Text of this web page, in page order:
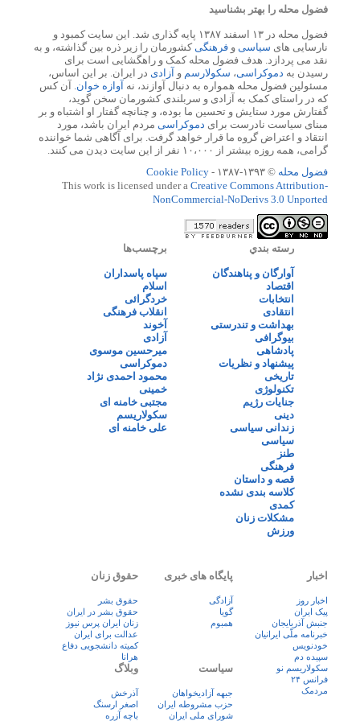
فضول محله را بهتر بشناسید
فضول محله در ۱۳ اسفند ۱۳۸۷ پایه گذاری شد. این سایت کمبود و
نارسایی های سیاسی و فرهنگی کشورمان را زیر ذره بین گذاشته، و به
نقد می پردازد. هدف فضول محله کمک و راهگشایی است برای
رسیدن به دموکراسی، سکولارسم و آزادی در ایران. بر این اساس،
مسئولین فضول محله همواره به دنبال آوازند، نه آوازه خوان . آن کس
که در راستای کمک به آزادی و سربلندی کشورمان سخن گوید،
گفتارش مورد ستایش و تحسین ما بوده، و چنانچه گفتار او اشتباه و بر
مبنای سیاست نادرست برای دموکراسی مردم ایران باشد، مورد
انتقاد و اعتراض گروه ما قرار خواهد گرفت. برای آگاهی شما خواننده
گرامی، همه روزه بیشتر از ۱۰،۰۰۰ نفر از این سایت دیدن می کنند.
فضول محله © ۱۳۹۳-۱۳۸۷ -
Cookie Policy
This work is licensed under a Creative Commons Attribution-
NonCommercial-NoDerivs 3.0 Unported
رسته بندي
آوارگان و پناهندگان
اقتصاد
انتخابات
انتقادی
بهداشت و تندرستی
بیوگرافی
پادشاهی
پیشنهاد و نظریات
تاریخی
تکنولوژی
جنایات رژیم
دینی
زندانی سیاسی
سیاسی
طنز
فرهنگی
قصه و داستان
کلاسه بندی نشده
کمدی
مشکلات زنان
ورزش
برچسب‌ها
سپاه پاسداران
اسلام
خردگرائی
انقلاب فرهنگی
آخوند
آزادی
میرحسین موسوی
دموکراسی
محمود احمدی نژاد
خمینی
مجتبی خامنه ای
سکولاریسم
علی خامنه ای
اخبار
اخبار روز
پيک ايران
جنبش آذربایجان
خبرنامه ملّی ایرانیان
خودنویس
سپیده دم
سکولاریسم نو
فرانس ۲۴
مردمک
پایگاه های خبری
آزادگی
گویا
همبوم
حقوق زنان
حقوق بشر
حقوق بشر در ایران
زنان ايران پرس نيوز
عدالت برای ایران
کمیته دانشجویی دفاع
هرانا
سیاست
جبهه آزادیخواهان
حزب مشروطه ایران
شورای ملی ایران
وبلاگ
آذرخش
اصغر ارسنگ
باچه آزره